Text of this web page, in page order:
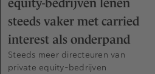
equity-bedrijven lenen
steeds vaker met carried
interest als onderpand
Steeds meer directeuren van
private equity-bedrijven